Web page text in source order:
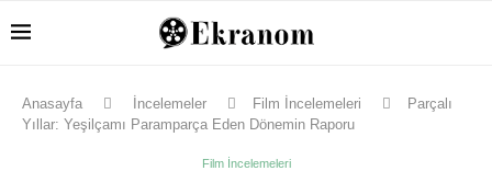
Anasayfa İncelemeler Film İncelemeleri
Parçalı
Yıllar: Yeşilçamı Paramparça Eden Dönemin Raporu
Film İncelemeleri